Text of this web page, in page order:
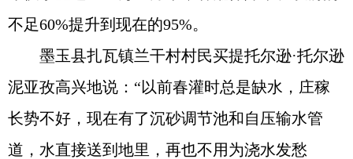
不足60%提升到现在的95%。
墨玉县扎瓦镇兰干村村民买提托尔逊·托尔逊
泥亚孜高兴地说：“以前春灌时总是缺水，庄稼
长势不好，现在有了沉砂调节池和自压输水管
道，水直接送到地里，再也不用为浇水发愁